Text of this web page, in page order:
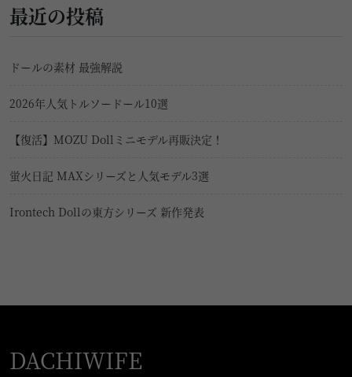
最近の投稿
ドールの素材 最強解説
2026年人気トルソードール10選
【復活】MOZU Dollミニモデル再販決定！
蛍火日記 MAXシリーズと人気モデル3選
Irontech Dollの東方シリーズ 新作発表
DACHIWIFE